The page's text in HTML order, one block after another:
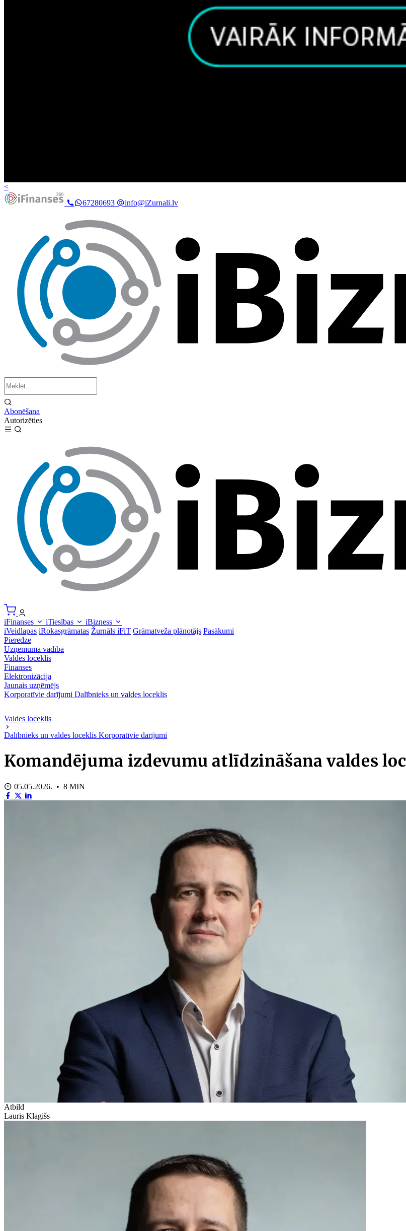
<
67280693
info@iZurnali.lv
Abonēšana
Autorizēties
iFinanses iTiesības
iBizness
iVeidlapas iRokasgrāmatas Žurnāls iFiT Grāmatveža plānotājs Pasākumi
Pieredze
Uzņēmuma vadība
Valdes loceklis
Finanses
Elektronizācija
Jaunais uzņēmējs
Korporatīvie darījumi Dalībnieks un valdes loceklis
Valdes loceklis
Dalībnieks un valdes loceklis Korporatīvie darījumi
Komandējuma izdevumu atlīdzināšana valdes
05.05.2026. • 8 MIN
Atbild
Lauris Klagišs